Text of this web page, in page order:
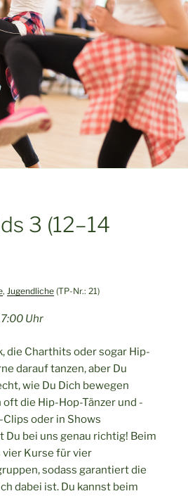
3 (12–14
, Jugendliche (TP-Nr.: 21)
Uhr
die Charthits oder sogar Hip-
darauf tanzen, aber Du
wie Du Dich bewegen
die Hip-Hop-Tänzer und -
oder in Shows
Du bei uns genau richtig! Beim
vier Kurse für vier
sodass garantiert die
dabei ist. Du kannst beim